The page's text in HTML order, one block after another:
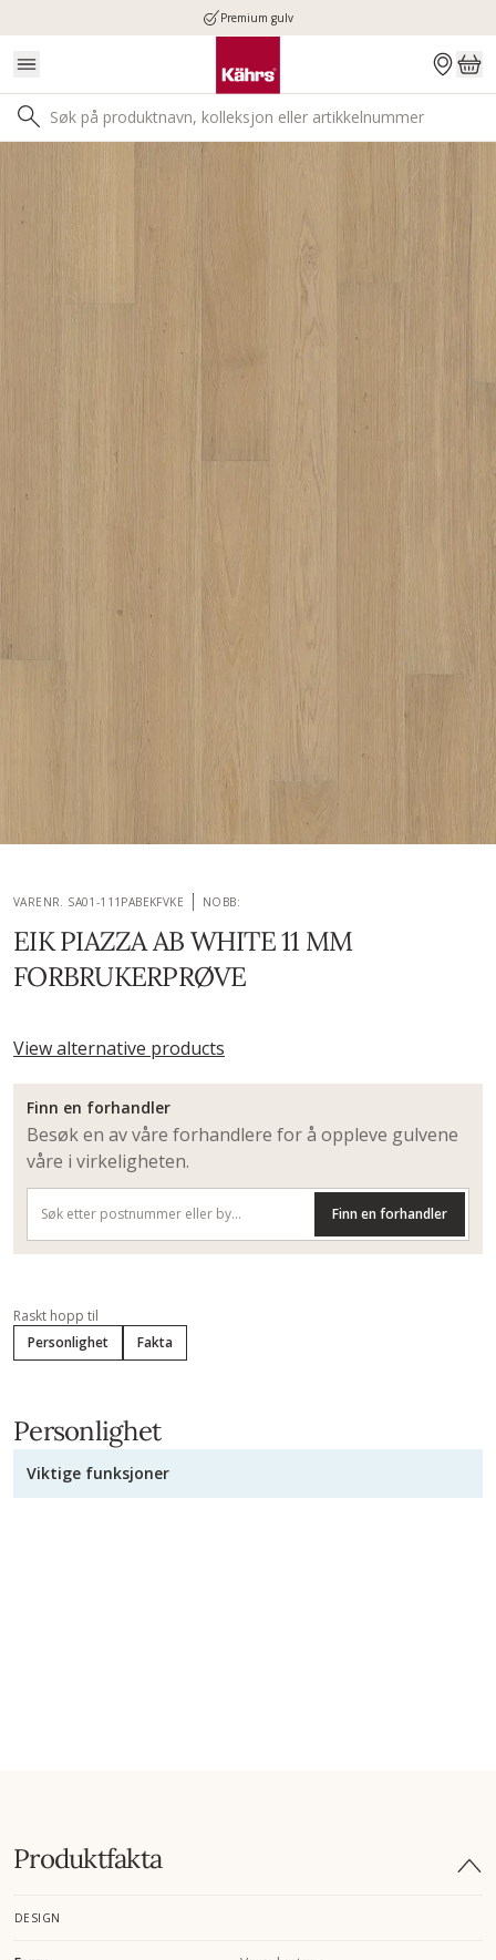
Premium gulv
VARENR. SA01-111PABEKFVKE NOBB:
EIK PIAZZA AB WHITE 11 MM
FORBRUKERPRØVE
View alternative products
Finn en forhandler
Besøk en av våre forhandlere for å oppleve gulvene
våre i virkeligheten.
Finn en forhandler
Raskt hopp til
Personlighet
Fakta
Personlighet
Viktige funksjoner
Produktfakta
DESIGN